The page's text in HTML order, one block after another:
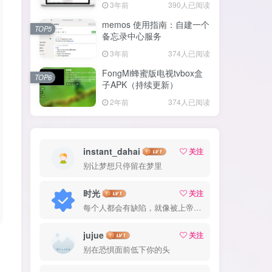
3年前 390人已阅读
memos 使用指南：自建一个
备忘录中心服务
3年前 374人已阅读
TOP5
FongMi蜂蜜版电视tvbox盒
子APK（持续更新）
2年前 374人已阅读
TOP6
instant_dahai
关注
别让梦想只停留在梦里
时光
关注
每个人都会有缺陷，就像被上帝咬过的苹果，有的人缺陷比较大，正是因为上帝特别喜欢他的芬芳
jujue
关注
别在恐惧面前低下你的头